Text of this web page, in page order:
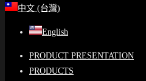
中文 (台灣)
English
PRODUCT PRESENTATION
PRODUCTS